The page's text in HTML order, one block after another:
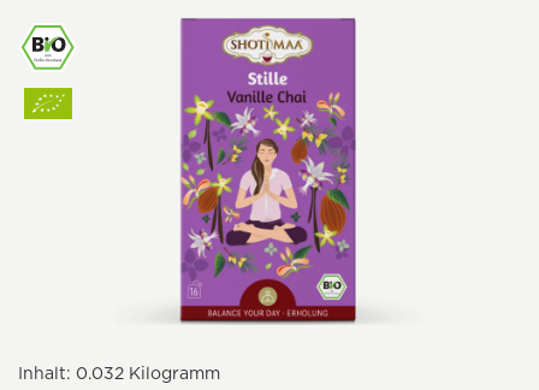
Inhalt: 0.032 Kilogramm